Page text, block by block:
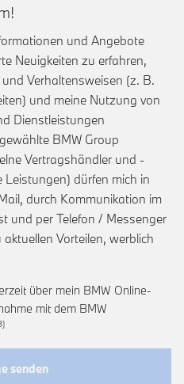
und Angebote
Neuigkeiten zu erfahren,
Verhaltensweisen (z. B.
und meine Nutzung von
Dienstleistungen
BMW Group
Vertragshändler und -
dürfen mich in
durch Kommunikation im
und per Telefon / Messenger
Vorteilen, werblich
Einwilligung zur
über mein BMW Online-
mit dem BMW
zur Fußnote: Widerruf der
senden